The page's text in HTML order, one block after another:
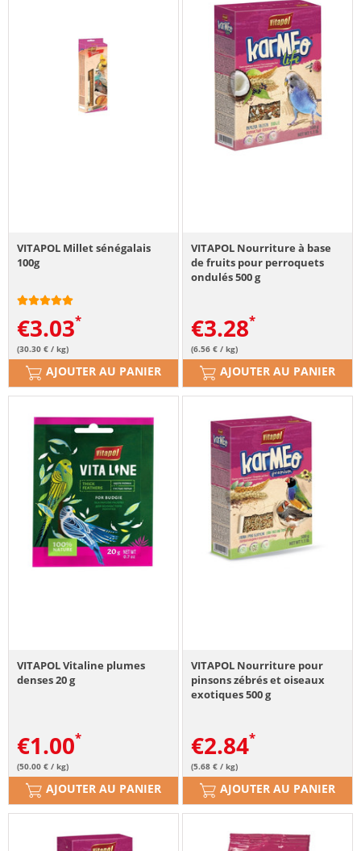
VITAPOL Millet sénégalais
100g
€3.03
(30.30 € / kg)
AJOUTER AU PANIER
VITAPOL Nourriture à base
de fruits pour perroquets
ondulés 500 g
€3.28
(6.56 € / kg)
AJOUTER AU PANIER
VITAPOL Vitaline plumes
denses 20 g
€1.00
(50.00 € / kg)
AJOUTER AU PANIER
VITAPOL Nourriture pour
pinsons zébrés et oiseaux
exotiques 500 g
€2.84
(5.68 € / kg)
AJOUTER AU PANIER